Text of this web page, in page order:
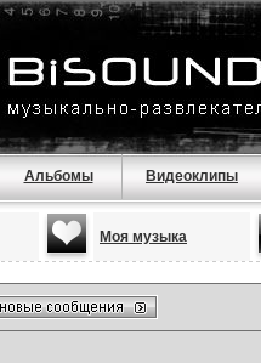
Альбомы Видеоклипы
Моя музыка